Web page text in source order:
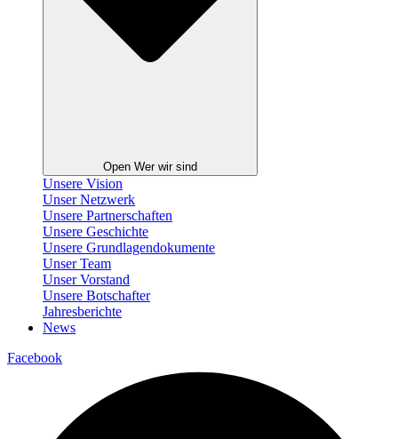
Open Wer wir sind
Unsere Vision
Unser Netzwerk
Unsere Partnerschaften
Unsere Geschichte
Unsere Grundlagendokumente
Unser Team
Unser Vorstand
Unsere Botschafter
Jahresberichte
News
Facebook